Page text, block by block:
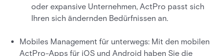
oder expansive Unternehmen, ActPro passt sich
Ihren sich ändernden Bedürfnissen an.
Mobiles Management für unterwegs: Mit den mobilen
ActPro-Apps für iOS und Android haben Sie die